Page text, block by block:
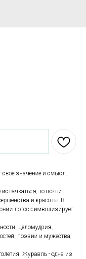
своё значение и смысл.
то почти
и красоты. В
лотос символизирует
целомудрия,
поэзии и мужества,
Журавль - одна из